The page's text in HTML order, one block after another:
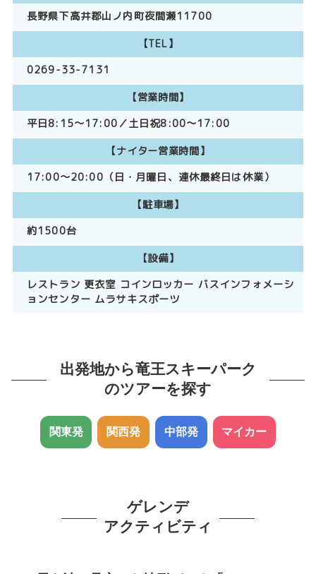
長野県下高井郡山ノ内町夜間瀬11700
【TEL】
0269-33-7131
【営業時間】
平日8:15～17:00／土日祝8:00～17:00
【ナイター営業時間】
17:00～20:00（日・月曜日、連休最終日は休業）
【駐車場】
約1500台
【設備】
レストラン 更衣室 コインロッカー バスインフォメーシ
ョンセンター ムラサキスポーツ
出発地から竜王スキーパーク
のツアーを探す
関東発 関西発 中部発 マイカー
ゲレンデ
アクティビティ